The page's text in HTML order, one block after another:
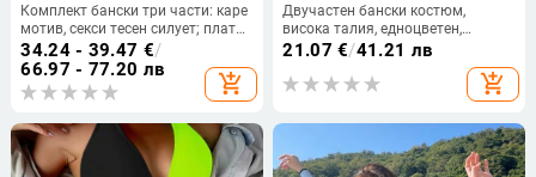
Комплект бански три части: каре
мотив, секси тесен силует; плат
полиестер 82%, подплата
полиестер 18%, тегло 450 g, с
подплънки за бюст и без метална
опора
34.24 - 39.47 €/
66.97 - 77.20 лв
add_shopping_cart
Двучастен бански костюм,
висока талия, едноцветен,
покриване на корема, подплънки
21.07 €/41.21 лв
add_shopping_cart